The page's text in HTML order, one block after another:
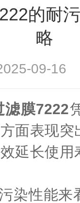
的耐
略
2025-09-
滤膜7222
面表现
延长使
性能来